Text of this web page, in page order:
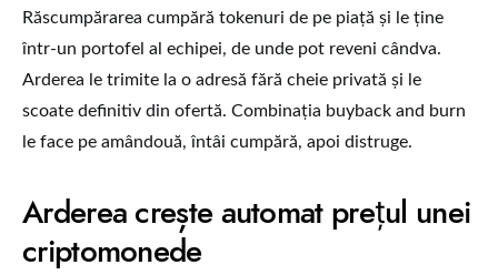
Răscumpărarea cumpără tokenuri de pe piață și le ține
într-un portofel al echipei, de unde pot reveni cândva.
Arderea le trimite la o adresă fără cheie privată și le
scoate definitiv din ofertă. Combinația buyback and burn
le face pe amândouă, întâi cumpără, apoi distruge.
Arderea crește automat prețul unei
criptomonede